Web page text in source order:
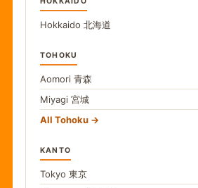
Hokkaido 北海道
TOHOKU
Aomori 青森
Miyagi 宮城
All Tohoku
KANTO
Tokyo 東京